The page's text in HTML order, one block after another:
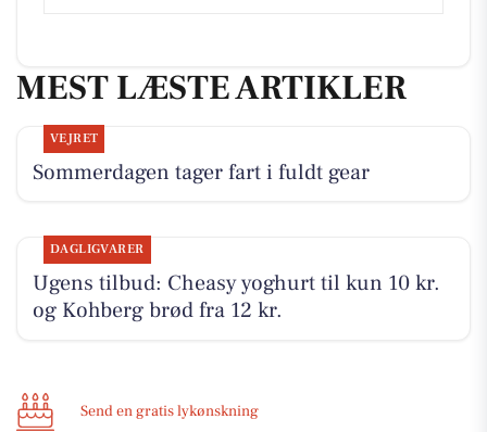
MEST LÆSTE ARTIKLER
VEJRET
Sommerdagen tager fart i fuldt gear
DAGLIGVARER
Ugens tilbud: Cheasy yoghurt til kun 10 kr.
og Kohberg brød fra 12 kr.
Send en gratis lykønskning